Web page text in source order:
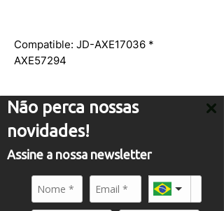
Não perca nossas
novidades!
Assine a nossa newsletter
Compatible: JD-AXE17036 *
AXE57294
SERVICE
comercial01@panflight.com
+55 (19) 3437-2010